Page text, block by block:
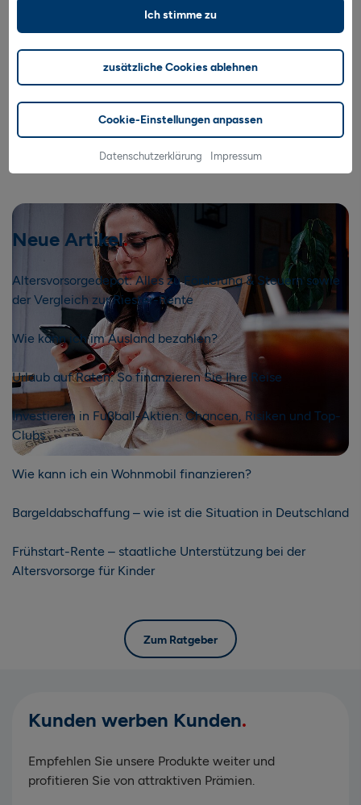
Ich stimme zu
zusätzliche Cookies ablehnen
Cookie-Einstellungen anpassen
Datenschutzerklärung Impressum
Neue Artikel
Altersvorsorgedepot: Alles zu Förderung & Steuern sowie
der Vergleich zur Riester-Rente
Wie kann ich im Ausland bezahlen?
Urlaub auf Raten: So finanzieren Sie Ihre Reise
Investieren in Fußball-Aktien: Chancen, Risiken und Top-
Clubs
Wie kann ich ein Wohnmobil finanzieren?
Bargeldabschaffung – wie ist die Situation in Deutschland
Frühstart-Rente – staatliche Unterstützung bei der
Altersvorsorge für Kinder
Zum Ratgeber
Kunden werben Kunden
Empfehlen Sie unsere Produkte weiter und
profitieren Sie von attraktiven Prämien.